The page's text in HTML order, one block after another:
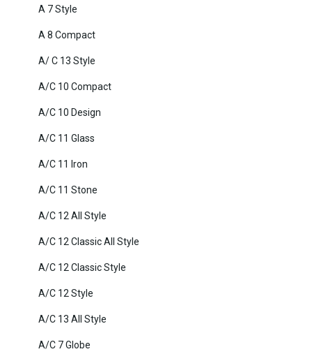
A 7 Style
A 8 Compact
A/ C 13 Style
A/C 10 Compact
A/C 10 Design
A/C 11 Glass
A/C 11 Iron
A/C 11 Stone
A/C 12 All Style
A/C 12 Classic All Style
A/C 12 Classic Style
A/C 12 Style
A/C 13 All Style
A/C 7 Globe